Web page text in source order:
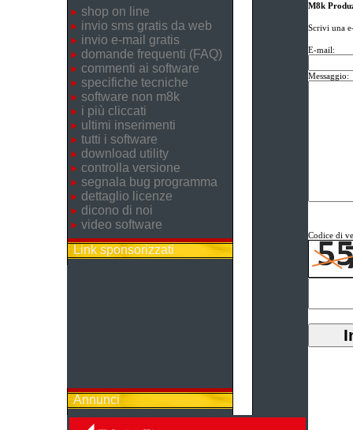
shop on line
invio sms gratis da web
invio e-mail gratis
domande frequenti (FAQ)
commenti ai software
specifiche tecniche
software non m8k
i più cliccati
ultimi inserimenti
tutti i software
download utility
controlla versione
segnala bug programma
dettaglio licenze
dicono di noi
video software
Link sponsorizzati
Annunci
M8k
Scrivi una
E-mail:
Messaggio:
Codice di